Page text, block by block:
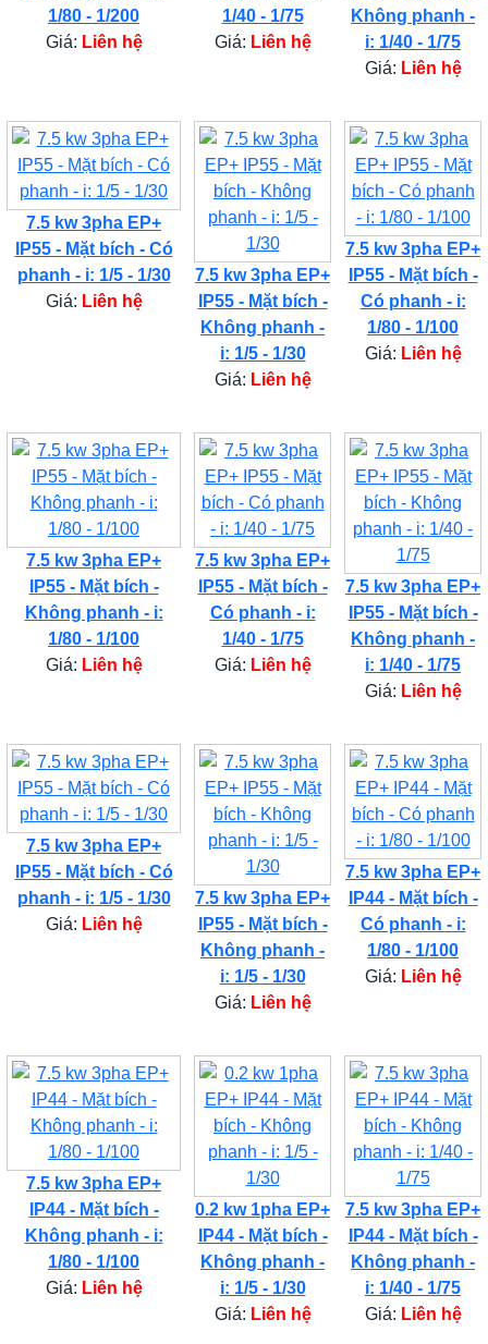
1/80 - 1/200
Giá: Liên hệ
1/40 - 1/75
Giá: Liên hệ
Không phanh -
i: 1/40 - 1/75
Giá: Liên hệ
7.5 kw 3pha EP+
IP55 - Mặt bích - Có
phanh - i: 1/5 - 1/30
Giá: Liên hệ
7.5 kw 3pha EP+
IP55 - Mặt bích -
Không phanh -
i: 1/5 - 1/30
Giá: Liên hệ
7.5 kw 3pha EP+
IP55 - Mặt bích -
Có phanh - i:
1/80 - 1/100
Giá: Liên hệ
7.5 kw 3pha EP+
IP55 - Mặt bích -
Không phanh - i:
1/80 - 1/100
Giá: Liên hệ
7.5 kw 3pha EP+
IP55 - Mặt bích -
Có phanh - i:
1/40 - 1/75
Giá: Liên hệ
7.5 kw 3pha EP+
IP55 - Mặt bích -
Không phanh -
i: 1/40 - 1/75
Giá: Liên hệ
7.5 kw 3pha EP+
IP55 - Mặt bích - Có
phanh - i: 1/5 - 1/30
Giá: Liên hệ
7.5 kw 3pha EP+
IP55 - Mặt bích -
Không phanh -
i: 1/5 - 1/30
Giá: Liên hệ
7.5 kw 3pha EP+
IP44 - Mặt bích -
Có phanh - i:
1/80 - 1/100
Giá: Liên hệ
7.5 kw 3pha EP+
IP44 - Mặt bích -
Không phanh - i:
1/80 - 1/100
Giá: Liên hệ
0.2 kw 1pha EP+
IP44 - Mặt bích -
Không phanh -
i: 1/5 - 1/30
Giá: Liên hệ
7.5 kw 3pha EP+
IP44 - Mặt bích -
Không phanh -
i: 1/40 - 1/75
Giá: Liên hệ